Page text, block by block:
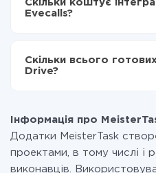
MeisterTask в Evecalls
становити від 5-ти до 30-
налаштування займає 10-15
Скільки коштує
Evecalls?
Ви оплачуєте лише
передаються з однієї
при необхідності.
Скільки всього
Drive?
Інформація про
Додатки MeisterTask
проектами, в тому числі і
виконавців.